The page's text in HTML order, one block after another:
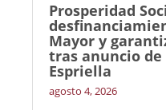
Prosperidad
Mayor y
tras anuncio
Espriella
agosto 4, 2026